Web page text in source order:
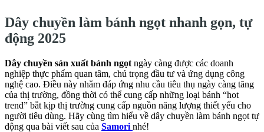
Dây chuyền làm bánh ngọt nhanh gọn, tự
động 2025
Dây chuyền sản xuất bánh ngọt ngày càng được các doanh
nghiệp thực phẩm quan tâm, chú trọng đầu tư và ứng dụng công
nghệ cao. Điều này nhằm đáp ứng nhu cầu tiêu thụ ngày càng tăng
của thị trường, đồng thời có thể cung cấp những loại bánh “hot
trend” bắt kịp thị trường cung cấp nguồn năng lượng thiết yếu cho
người tiêu dùng. Hãy cùng tìm hiểu về dây chuyền làm bánh ngọt tự
động qua bài viết sau của Samori nhé!